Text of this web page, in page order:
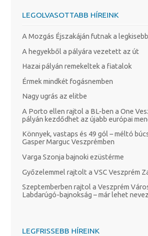
LEGOLVASOTTABB HÍREINK
A Mozgás Éjszakáján futnak a
A hegyekből a pályára vezetett az út
Hazai pályán remekeltek a fiatalok
Érmek mindkét fogásnemben
Nagy ugrás az elitbe
A Porto ellen rajtol a BL-ben a One
pályán kezdődhet az újabb európai
Könnyek, vastaps és 49 gól – méltó
Gasper Marguc Veszprémben
Varga Szonja bajnoki ezüstérme
Győzelemmel rajtolt a VSC Veszprém
Szeptemberben rajtol a Veszprém
Labdarúgó-bajnokság – már lehet
LEGFRISSEBB HÍREINK